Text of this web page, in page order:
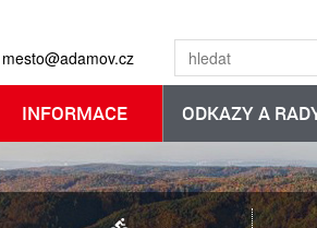
mesto@adamov.cz
INFORMACE ODKAZY A